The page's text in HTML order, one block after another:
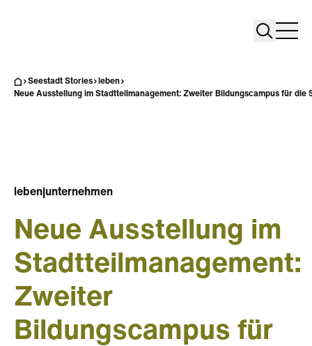
Search
Seestadt Stories
leben
Neue Ausstellung im Stadtteilmanagement: Zweiter Bildungscampus für die
leben unternehmen
Neue Ausstellung im
Stadtteilmanagement:
Zweiter
Bildungscampus für